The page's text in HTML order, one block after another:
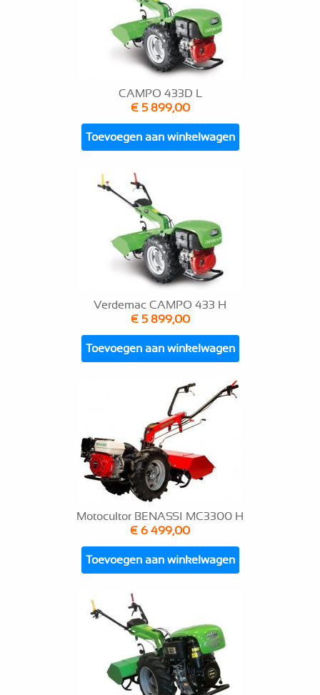
CAMPO 433D L
€ 5 899,00
Toevoegen aan winkelwagen
Verdemac CAMPO 433 H
€ 5 899,00
Toevoegen aan winkelwagen
Motocultor BENASSI MC3300 H
€ 6 499,00
Toevoegen aan winkelwagen